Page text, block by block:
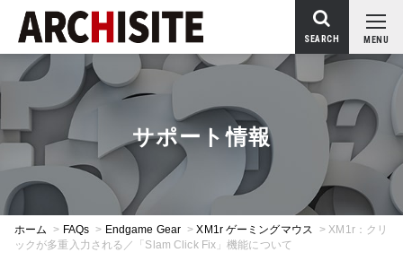
MENU
SEARCH
サポート情報
ホーム > FAQs > Endgame Gear >XM1r ゲーミングマウス >XM1r：クリ
ックが多重入力される／「Slam Click Fix」機能について